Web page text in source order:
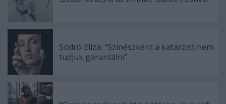
Sodró Eliza: "Színészként a katarzist nem
tudjuk garantálni"